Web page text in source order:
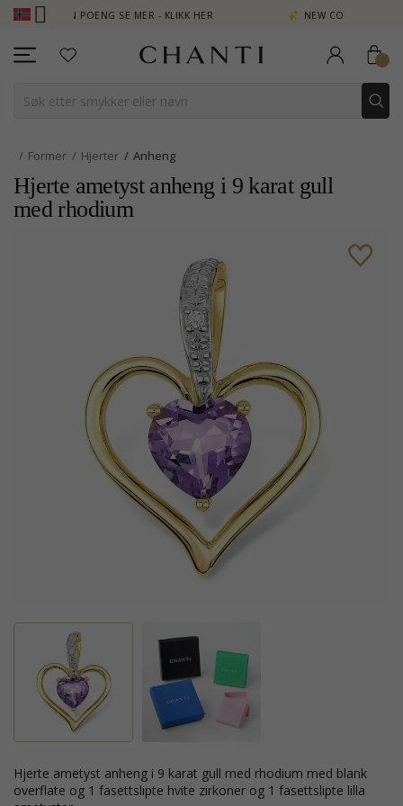
POENG SE MER - KLIKK HER NEW COLLECTION | AURA
Former Hjerter Anheng
Hjerte ametyst anheng i 9 karat gull
med rhodium
hjerte ametyst anheng i 9 karat gull med rhodium med blank
overflate og 1 fasettslipte hvite zirkoner og 1 fasettslipte lilla